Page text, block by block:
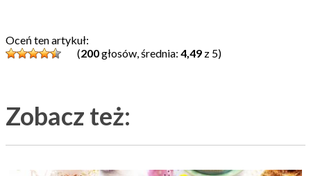
Oceń ten artykuł:
(200głosów, średnia: 4,49 z 5)
Zobacz też: